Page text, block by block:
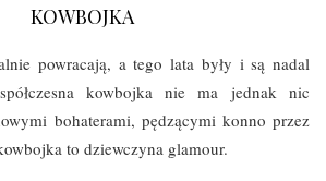
KOWBOJKA
powracają, a tego lata były i są nadal
kowbojka nie ma jednak nic
bohaterami, pędzącymi konno przez
to dziewczyna glamour.